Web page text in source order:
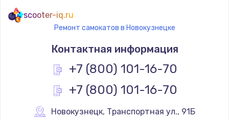
scooter-iq.ru
Ремонт самокатов в Новокузнецке
Контактная информация
+7 (800) 101-16-70
+7 (800) 101-16-70
Новокузнецк, Транспортная ул., 91Б